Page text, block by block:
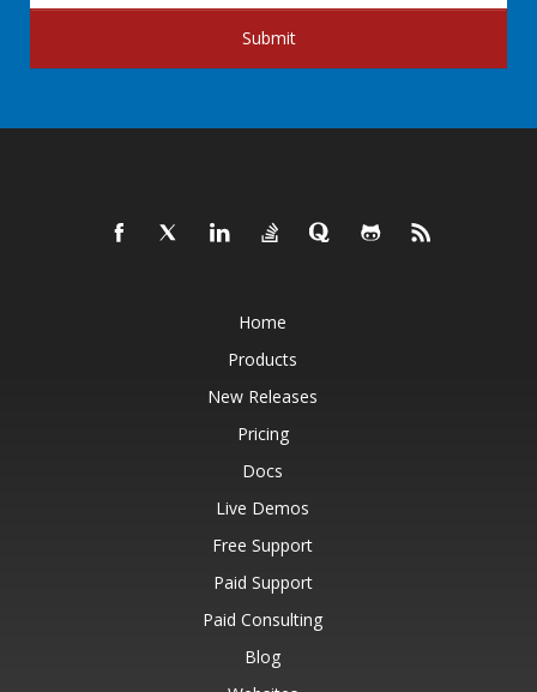
Submit
Home
Products
New Releases
Pricing
Docs
Live Demos
Free Support
Paid Support
Paid Consulting
Blog